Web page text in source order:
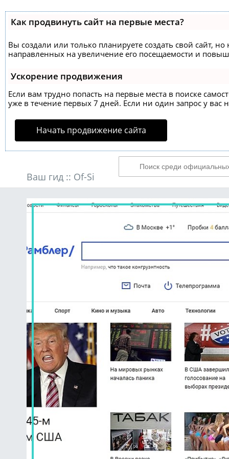
Как продвинуть сайт на первые места?
Вы создали или только планируете создать свой сайт,
направленных на увеличение его посещаемости и
Ускорение продвижения
Если вам трудно попасть на первые места в поиске
уже в течение первых 7 дней. Если ни один запрос у вас
Начать продвижение сайта
Ваш гид :: Of-Si